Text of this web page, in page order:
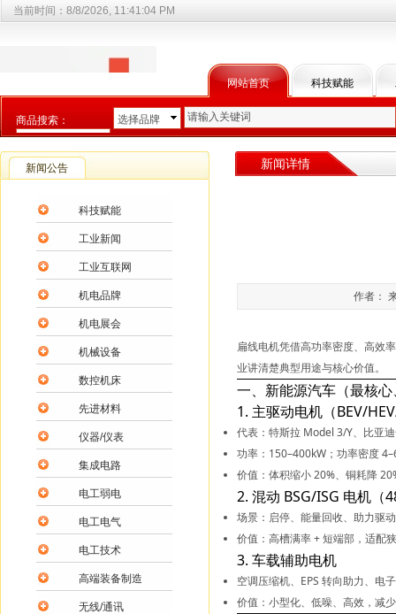
网站首页 科技赋能
当前时间： 8/8/2026, 11:41:04 PM
商品搜索：
选择商品分类
选择品牌
作者：
扁线电机凭借高功率密度、高效
业讲清楚典型用途与核心价值。
一、新能源汽车（最核
1. 主驱动电机（BEV/
代表：特斯拉 Model 3/Y、比亚
功率：150–400kW； 功率密度
价值：体积缩小 20%、铜耗降
2. 混动 BSG/ISG 电机（
场景：启停、能量回收、助力驱动
价值： 高槽满率 + 短端部 ，适配
3. 车载辅助电机
空调压缩机、EPS 转向助力、电
价值：小型化、低噪、高效，减
新闻公告
科技赋能
工业新闻
工业互联网
机电品牌
机电展会
机械设备
数控机床
先进材料
仪器/仪表
集成电路
电工弱电
电工电气
电工技术
高端装备制造
无线/通讯
新闻详情